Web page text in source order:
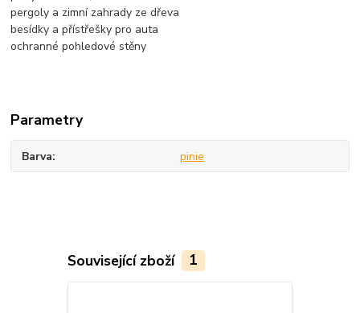
pergoly a zimní zahrady ze dřeva
besídky a přístřešky pro auta
ochranné pohledové stěny
Parametry
Barva pinie
Související zboží 1